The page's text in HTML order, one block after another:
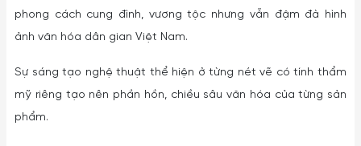
phong cách cung đình, vương tộc nhưng vẫn đậm đà hình
ảnh văn hóa dân gian Việt Nam.
Sự sáng tạo nghệ thuật thể hiện ở từng nét vẽ có tính thẩm
mỹ riêng tạo nên phần hồn, chiều sâu văn hóa của từng sản
phẩm.